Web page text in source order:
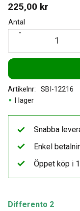
225,00 kr
Antal
-
I lager
Artikelnr SBI-12216
Differento 2
Snabba
Enkel
Öppet köp i